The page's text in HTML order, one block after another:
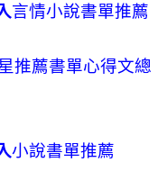
言情小說書單推薦
推薦書單心得文總
小說書單推薦